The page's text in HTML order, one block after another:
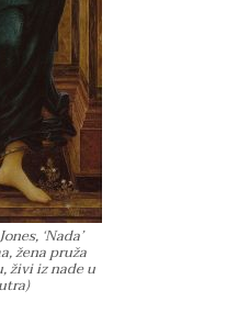
‘Nada’
žena pruža
živi iz nade u